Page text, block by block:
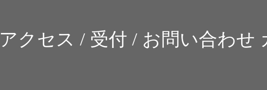
アクセス / 受付 / お問い合わせ